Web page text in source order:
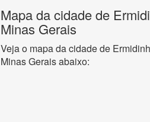
Mapa da cidade de
Minas Gerais
Veja o mapa da cidade de
Minas Gerais abaixo: